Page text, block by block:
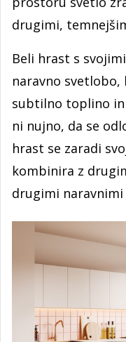
drugimi,
Beli hrast s
naravno svetlobo,
subtilno toplino in
ni nujno, da se
hrast se zaradi
kombinira z
drugimi